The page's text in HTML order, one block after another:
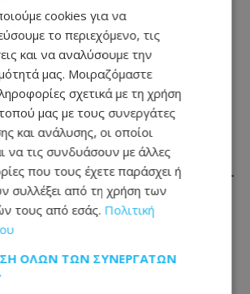
και ότι εκπροσωπεί,
οργανώσεις αλλά
κτηνοτρόφοι που
στην Επιτροπή, μέρος των
οι οποίοι έχουν
Υπενθύμισε ότι
τον Μάρτιο η
σύσταση της Ειδικής
Επιτροπής οι
είχαν ορίσει τον
cookies για να
το περιεχόμενο, τις
και να αναλύσουμε την
μας. Μοιραζόμαστε
σχετικά με τη χρήση
μας με τους συνεργάτες
και ανάλυσης, οι οποίοι
να τις συνδυάσουν με άλλες
που τους έχετε παράσχει ή
συλλέξει από τη χρήση των
τους από εσάς. Πολιτική
ΌΛΩΝ ΤΩΝ ΣΥΝΕΡΓΑΤΏΝ